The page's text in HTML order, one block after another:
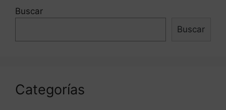
Buscar
Buscar
Categorías